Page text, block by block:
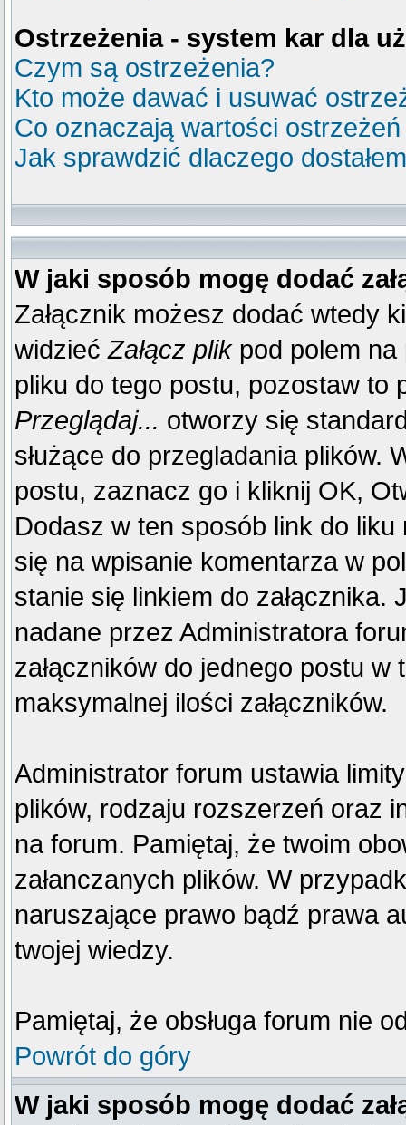
Ostrzeżenia - system kar dla
Czym są ostrzeżenia?
Kto może dawać i usuwać
Co oznaczają wartości
Jak sprawdzić dlaczego
W jaki sposób mogę dodać
Załącznik możesz dodać wtedy
widziećZałącz plikpod polem na
pliku do tego postu, pozostaw to
Przeglądaj... otworzy się
służące do przegladania plików.
postu, zaznacz go i kliknij OK,
Dodasz w ten sposób link do
się na wpisanie komentarza w
stanie się linkiem do
nadane przez Administratora
załączników do jednego postu
maksymalnej ilości załączników.
Administrator forum ustawia
plików, rodzaju rozszerzeń oraz
na forum. Pamiętaj, że twoim
załanczanych plików. W
naruszające prawo bądź prawa
twojej wiedzy.
Pamiętaj, że obsługa forum nie
Powrót do góry
W jaki sposób mogę dodać